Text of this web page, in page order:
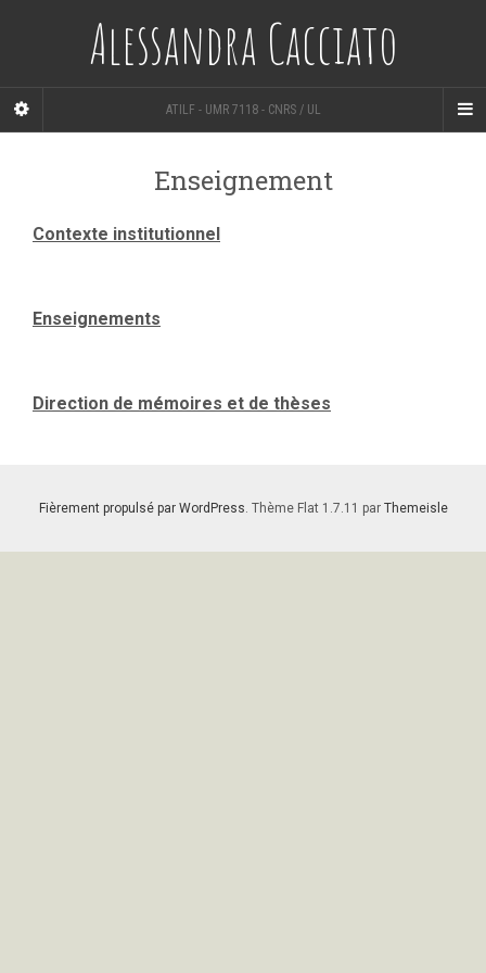
Alessandra Cacciato
ATILF - UMR 7118 - CNRS / UL
Enseignement
Contexte institutionnel
Enseignements
Direction de mémoires et de thèses
Fièrement propulsé par WordPress. Thème Flat 1.7.11 par Themeisle